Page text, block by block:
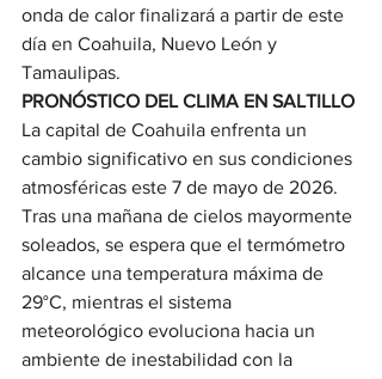
onda de calor finalizará a partir de este
día en Coahuila, Nuevo León y
Tamaulipas.
PRONÓSTICO DEL CLIMA EN SALTILLO
La capital de Coahuila enfrenta un
cambio significativo en sus condiciones
atmosféricas este 7 de mayo de 2026.
Tras una mañana de cielos mayormente
soleados, se espera que el termómetro
alcance una temperatura máxima de
29°C, mientras el sistema
meteorológico evoluciona hacia un
ambiente de inestabilidad con la